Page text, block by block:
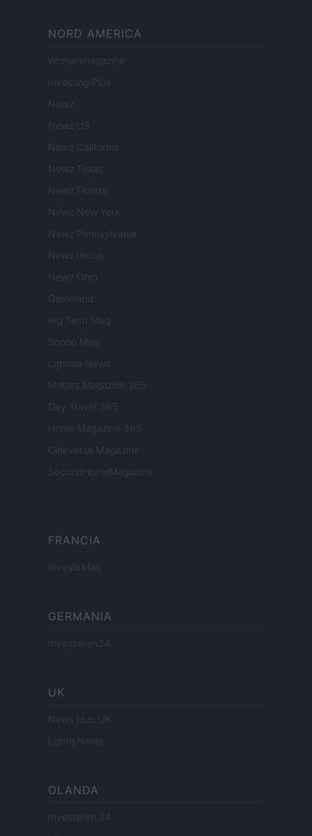
NORD AMERICA
Womanmagazine
Investing Plus
Newz
Newz US
Newz California
Newz Texas
Newz Florida
Newz New York
Newz Pennsylvania
Newz Illinois
Newz Ohio
Gameland
Hig Tech Mag
Scoop Mag
Lgbtqia News
Motors Magazine 365
Day Travel 365
Home Magazine 365
Cineverse Magazine
SecondHomeMagazine
FRANCIA
InvestirMag
GERMANIA
Investieren24
UK
News Hub UK
Lgbtq News
OLANDA
Investeren 24